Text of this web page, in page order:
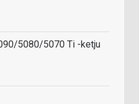
5080/5070 Ti -ketju